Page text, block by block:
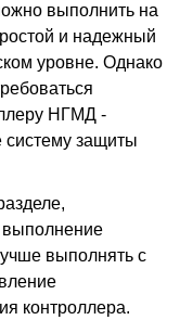
выполнить на
и надежный
уровне. Однако
НГМД -
систему защиты
выполнение
выполнять с
контроллера.